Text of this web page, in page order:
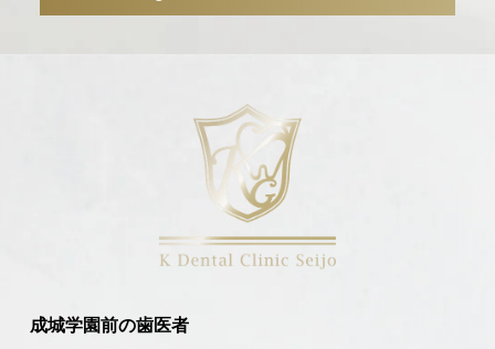
成城学園前の歯医者